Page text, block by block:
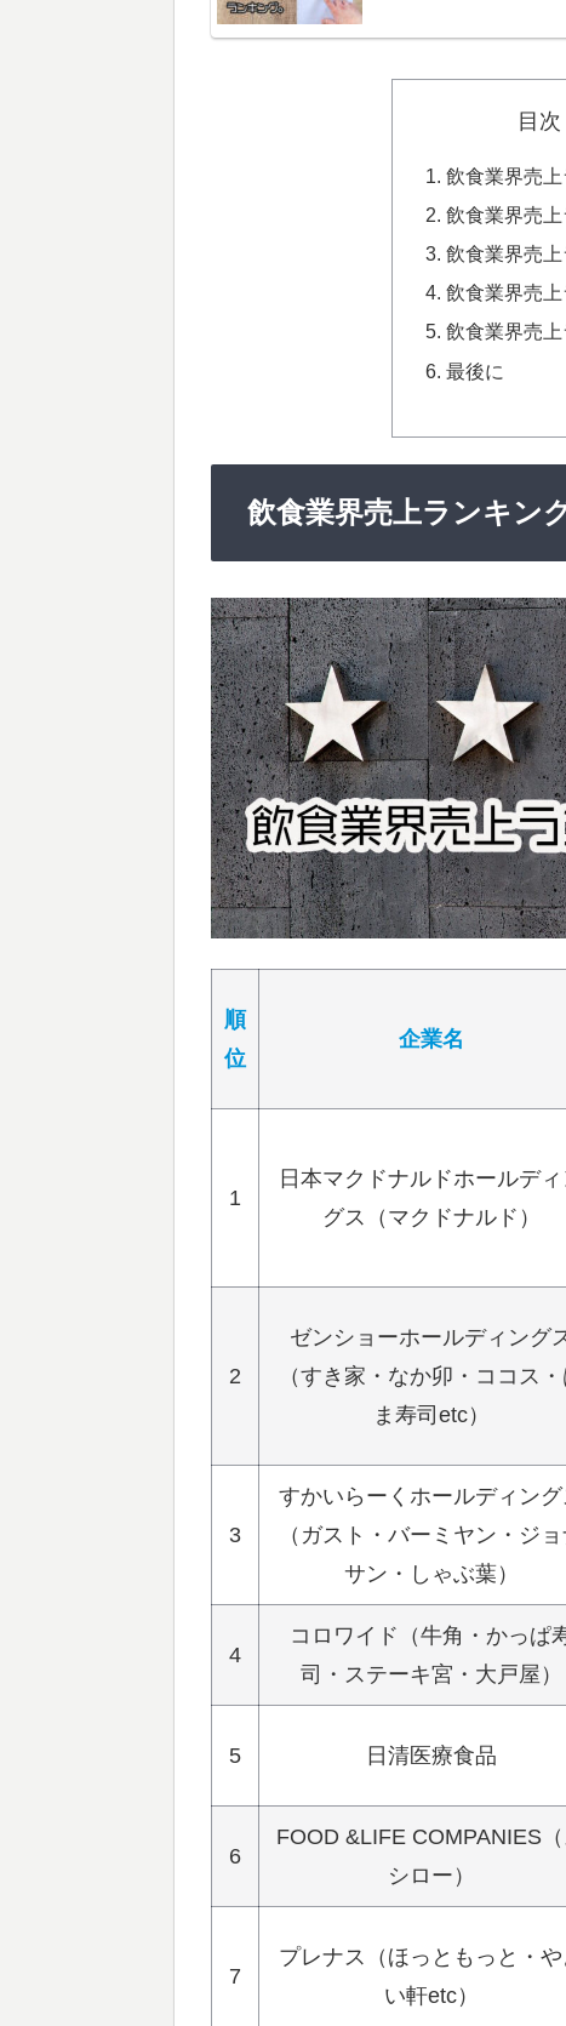
目次
飲食業界売
飲食業界売
飲食業界売
飲食業界売
飲食業界売
最後に
飲食業界売上ランキン
順
位
企業名
1
日本マクドナルドホールディ
グス（マクドナルド）
2
ゼンショーホールディング
（すき家・なか卯・ココス
ま寿司etc）
3
すかいらーくホールディング
（ガスト・バーミヤン・ジ
サン・しゃぶ葉）
4
コロワイド（牛角・かっぱ
司・ステーキ宮・大戸屋）
5 日清医療食品
6
FOOD &LIFE COMPANIES（
シロー）
7
プレナス（ほっともっと・や
い軒etc）